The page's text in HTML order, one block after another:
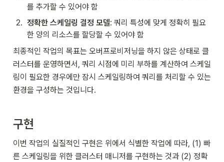
를 추가할 수 있어야 함
2. 정확한 스케일링 결정 모델: 쿼리 특성에 맞게 정확히 필요
한 양의 리소스를 할당할 수 있어야 함
최종적인 작업의 목표는 오버프로비저닝을 하지 않은 상태로 클
러스터를 운영하면서, 쿼리 시점에 미리 부하를 계산하여 스케일
링이 필요한 경우에만 잠시 스케일링하여 쿼리를 처리할 수 있는
환경을 구성하는 것입니다.
구현
이번 작업의 실질적인 구현은 위에서 식별한 작업에 따라, (1) 빠
른 스케일링을 위한 클러스터 매니저를 구현하는 것과 (2) 정확